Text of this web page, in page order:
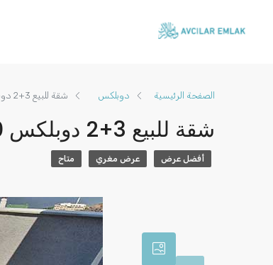
الصفحة الرئيسية دوبلكس شقة للبيع 3+2 دوبلكس TL 3,500,000
شقة للبيع 3+2 دوبلكس TL 3,500,000
أفضل عرض عرض مغري متاح